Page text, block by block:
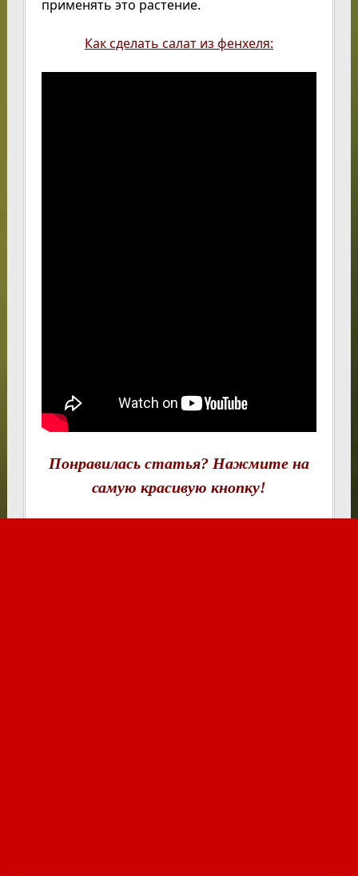
применять это растение.
Как сделать салат из фенхеля:
Понравилась статья? Нажмите на
самую красивую кнопку!